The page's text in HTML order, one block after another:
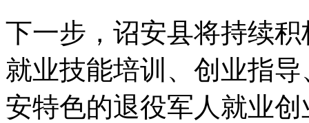
下一步，诏安县将持续
就业技能培训、创业指
安特色的退役军人就业